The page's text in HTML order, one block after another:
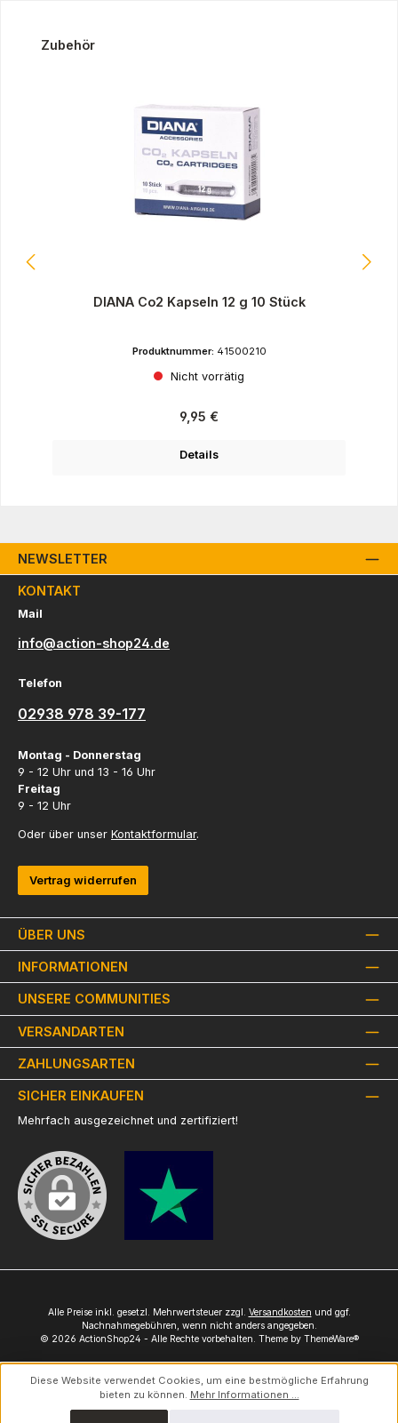
Produktgalerie überspringen
Zubehör
DIANA Co2 Kapseln 12 g 10 Stück
Produktnummer: 41500210
Nicht vorrätig
Regulärer Preis:
9,95 €
Details
NEWSLETTER
ÜBER UNS
INFORMATIONEN
KONTAKT
Mail
info@action-shop24.de
Telefon
02938 978 39-177
Montag - Donnerstag
9 - 12 Uhr und 13 - 16 Uhr
Freitag
9 - 12 Uhr
Oder über unser Kontaktformular.
Vertrag widerrufen
UNSERE COMMUNITIES
VERSANDARTEN
ZAHLUNGSARTEN
SICHER EINKAUFEN
Mehrfach ausgezeichnet und zertifiziert!
Alle Preise inkl. gesetzl. Mehrwertsteuer zzgl. Versandkosten und ggf.
Nachnahmegebühren, wenn nicht anders angegeben.
© 2026 ActionShop24 - Alle Rechte vorbehalten. Theme by ThemeWare®
Diese Website verwendet Cookies, um eine bestmögliche Erfahrung
bieten zu können. Mehr Informationen ...